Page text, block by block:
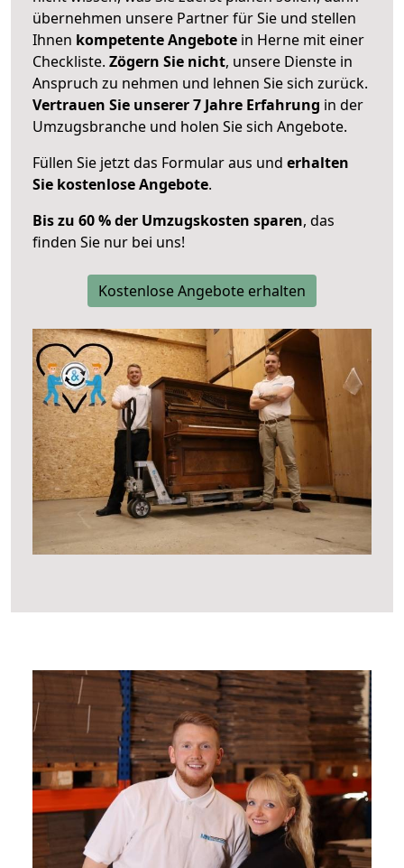
übernehmen unsere Partner für Sie und stellen
Ihnen kompetente Angebote in Herne mit einer
Checkliste. Zögern Sie nicht, unsere Dienste in
Anspruch zu nehmen und lehnen Sie sich zurück.
Vertrauen Sie unserer 7 Jahre Erfahrung in der
Umzugsbranche und holen Sie sich Angebote.
Füllen Sie jetzt das Formular aus und erhalten
Sie kostenlose Angebote.
Bis zu 60 % der Umzugskosten sparen, das
finden Sie nur bei uns!
Kostenlose Angebote erhalten